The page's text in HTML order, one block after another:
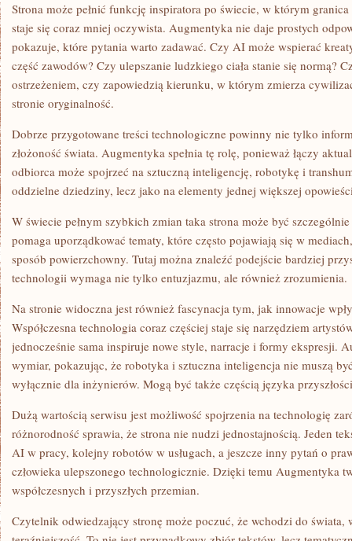
Strona może pełnić funkcję inspiratora po świecie, w którym
staje się coraz mniej oczywista. Augmentyka nie daje prostych
pokazuje, które pytania warto zadawać. Czy AI może wspierać
część zawodów? Czy ulepszanie ludzkiego ciała stanie się normą?
ostrzeżeniem, czy zapowiedzią kierunku, w którym zmierza
stronie oryginalność.
Dobrze przygotowane treści technologiczne powinny nie tylko
złożoność świata. Augmentyka spełnia tę rolę, ponieważ łączy
odbiorca może spojrzeć na sztuczną inteligencję, robotykę i
oddzielne dziedziny, lecz jako na elementy jednej większej
W świecie pełnym szybkich zmian taka strona może być
pomaga uporządkować tematy, które często pojawiają się w
sposób powierzchowny. Tutaj można znaleźć podejście bardziej
technologii wymaga nie tylko entuzjazmu, ale również zrozumienia.
Na stronie widoczna jest również fascynacja tym, jak innowacje
Współczesna technologia coraz częściej staje się narzędziem
jednocześnie sama inspiruje nowe style, narracje i formy ekspresji.
wymiar, pokazując, że robotyka i sztuczna inteligencja nie muszą
wyłącznie dla inżynierów. Mogą być także częścią języka
Dużą wartością serwisu jest możliwość spojrzenia na technologię
różnorodność sprawia, że strona nie nudzi jednostajnością. Jeden
AI w pracy, kolejny robotów w usługach, a jeszcze inny pytań o
człowieka ulepszonego technologicznie. Dzięki temu Augmentyka
współczesnych i przyszłych przemian.
Czytelnik odwiedzający stronę może poczuć, że wchodzi do świata,